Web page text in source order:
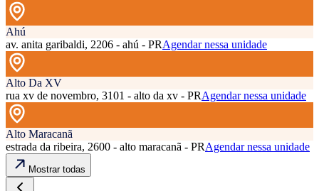
Ahú
av. anita garibaldi, 2206 - ahú - PRAgendar nessa unidade
Alto Da XV
rua xv de novembro, 3101 - alto da xv - PRAgendar nessa unidade
Alto Maracanã
estrada da ribeira, 2600 - alto maracanã - PRAgendar nessa unidade
Mostrar todas